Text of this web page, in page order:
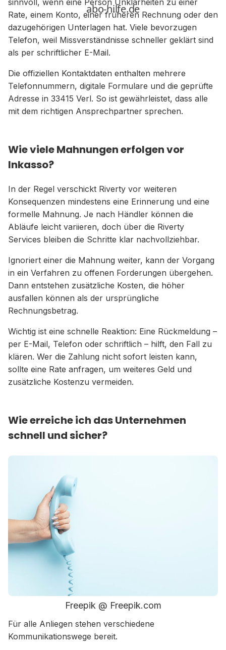
Rate, einem Konto, einer früheren Rechnung oder den
dazugehörigen Unterlagen hat. Viele bevorzugen
Telefon, weil Missverständnisse schneller geklärt sind
als per schriftlicher E-Mail.
Die offiziellen Kontaktdaten enthalten mehrere
Telefonnummern, digitale Formulare und die geprüfte
Adresse in 33415 Verl. So ist gewährleistet, dass alle
mit dem richtigen Ansprechpartner sprechen.
Wie viele Mahnungen erfolgen vor
Inkasso?
In der Regel verschickt Riverty vor weiteren
Konsequenzen mindestens eine Erinnerung und eine
formelle Mahnung. Je nach Händler können die
Abläufe leicht variieren, doch über die Riverty
Services bleiben die Schritte klar nachvollziehbar.
Ignoriert einer die Mahnung weiter, kann der Vorgang
in ein Verfahren zu offenen Forderungen übergehen.
Dann entstehen zusätzliche Kosten, die höher
ausfallen können als der ursprüngliche
Rechnungsbetrag.
Wichtig ist eine schnelle Reaktion: Eine Rückmeldung –
per E-Mail, Telefon oder schriftlich – hilft, den Fall zu
klären. Wer die Zahlung nicht sofort leisten kann,
sollte eine Rate anfragen, um weiteres Geld und
zusätzliche Kostenzu vermeiden.
Wie erreiche ich das Unternehmen
schnell und sicher?
Freepik @ Freepik.com
Für alle Anliegen stehen verschiedene
Kommunikationswege bereit.